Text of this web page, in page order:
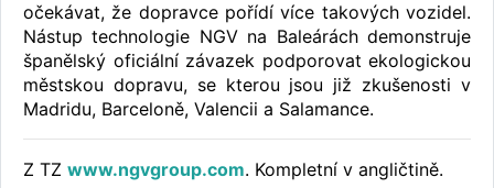
očekávat, že dopravce pořídí více takových vozidel.
Nástup technologie NGV na Baleárách demonstruje
španělský oficiální závazek podporovat ekologickou
městskou dopravu, se kterou jsou již zkušenosti v
Madridu, Barceloně, Valencii a Salamance.
Z TZ www.ngvgroup.com. Kompletní v angličtině.